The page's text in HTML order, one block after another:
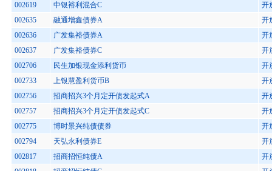
002619
中银裕利混合C
开
002635
融通增鑫债券A
开
002636
广发集裕债券A
开
002637
广发集裕债券C
开
002706
民生加银现金添利货币
开
002733
上银慧盈利货币B
开
002756
招商招兴3个月定开债发起式A
开
002757
招商招兴3个月定开债发起式C
开
002775
博时景兴纯债债券
开
002794
天弘永利债券E
开
002817
招商招恒纯债A
开